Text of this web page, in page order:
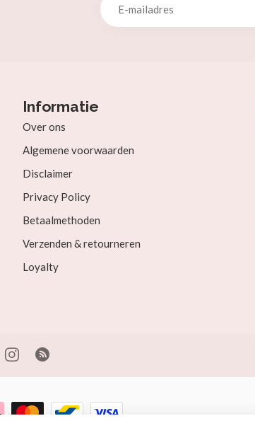
Informatie
Over ons
Algemene voorwaarden
Disclaimer
Privacy Policy
Betaalmethoden
Verzenden & retourneren
Loyalty